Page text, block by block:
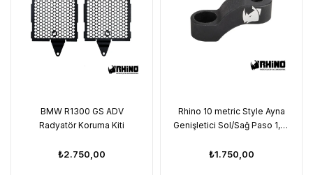
BMW R1300 GS ADV
Radyatör Koruma Kiti
₺2.750,00
Rhino 10 metric Style Ayna
Genişletici Sol/Sağ Paso 1,25
₺1.750,00